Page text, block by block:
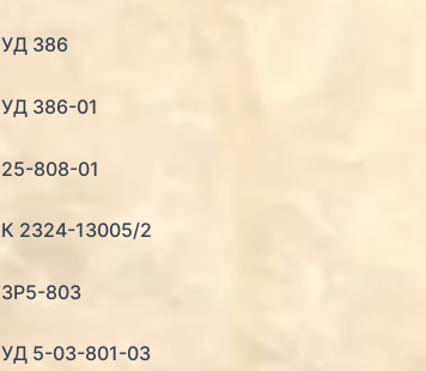
УД 386
УД 386-01
25-808-01
К 2324-13005/2
ЗР5-803
УД 5-03-801-03